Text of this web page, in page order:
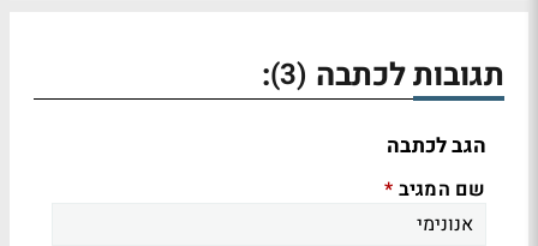
תגובות לכתבה (3)
:
הגב לכתבה
שם המגיב *